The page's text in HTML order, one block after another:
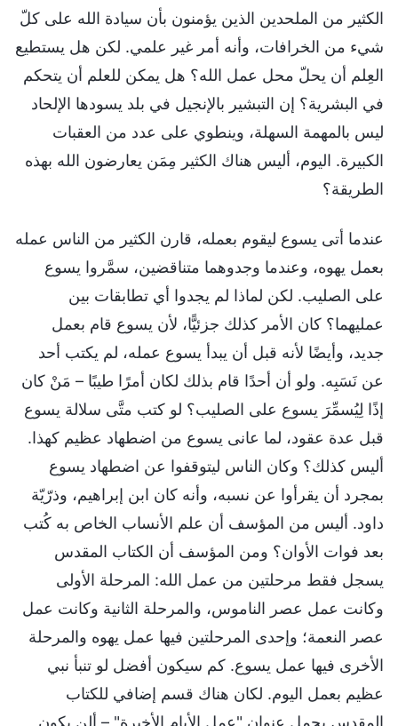
الكثير من الملحدين الذين يؤمنون بأن سيادة الله على كلّ
شيء من الخرافات، وأنه أمر غير علمي. لكن هل يستطيع
العِلم أن يحلّ محل عمل الله؟ هل يمكن للعلم أن يتحكم
في البشرية؟ إن التبشير بالإنجيل في بلد يسودها الإلحاد
ليس بالمهمة السهلة، وينطوي على عدد من العقبات
الكبيرة. اليوم، أليس هناك الكثير مِمَن يعارضون الله بهذه
الطريقة؟
عندما أتى يسوع ليقوم بعمله، قارن الكثير من الناس عمله
بعمل يهوه، وعندما وجدوهما متناقضين، سمَّروا يسوع
على الصليب. لكن لماذا لم يجدوا أي تطابقات بين
عمليهما؟ كان الأمر كذلك جزئيًّا، لأن يسوع قام بعمل
جديد، وأيضًا لأنه قبل أن يبدأ يسوع عمله، لم يكتب أحد
عن نَسَبِه. ولو أن أحدًا قام بذلك لكان أمرًا طيبًا – مَنْ كان
إذًا لِيُسمِّرَ يسوع على الصليب؟ لو كتب متَّى سلالة يسوع
قبل عدة عقود، لما عانى يسوع من اضطهاد عظيم كهذا.
أليس كذلك؟ وكان الناس ليتوقفوا عن اضطهاد يسوع
بمجرد أن يقرأوا عن نسبه، وأنه كان ابن إبراهيم، وذرّيّة
داود. أليس من المؤسف أن علم الأنساب الخاص به كُتب
بعد فوات الأوان؟ ومن المؤسف أن الكتاب المقدس
يسجل فقط مرحلتين من عمل الله: المرحلة الأولى
وكانت عمل عصر الناموس، والمرحلة الثانية وكانت عمل
عصر النعمة؛ وإحدى المرحلتين فيها عمل يهوه والمرحلة
الأخرى فيها عمل يسوع. كم سيكون أفضل لو تنبأ نبي
عظيم بعمل اليوم. لكان هناك قسم إضافي للكتاب
المقدس يحمل عنوان "عمل الأيام الأخيرة" – ألن يكون